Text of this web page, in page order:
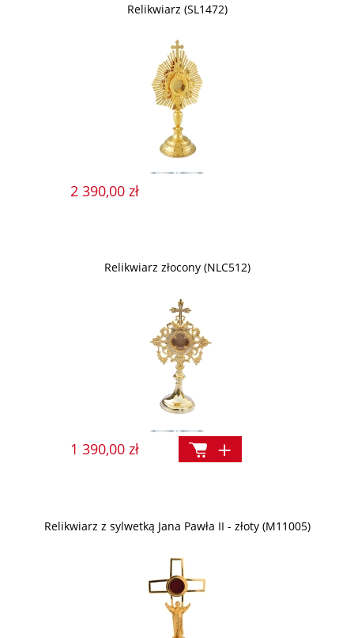
Relikwiarz (SL1472)
2 390,00 zł
Relikwiarz złocony (NLC512)
1 390,00 zł
Relikwiarz z sylwetką Jana Pawła II - złoty (M11005)